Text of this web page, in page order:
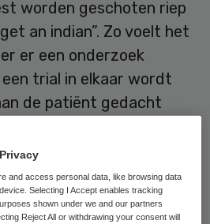
worden geschoten riep
an indian”. Zo voelt het
er een onderzoek
trial in elkaar wordt
de patiënt gedacht
door de geldschieters
of er wel met de
voor het onderzoek dat
and access personal data, like browsing data
Selecting I Accept enables tracking
shown under we and our partners
Reject All or withdrawing your consent will